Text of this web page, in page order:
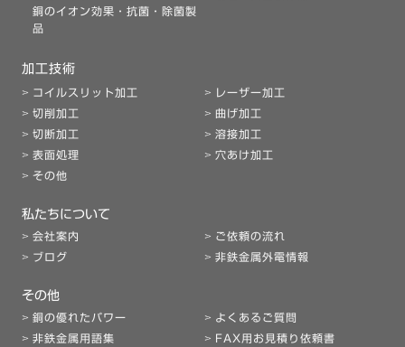
銅のイオン効果・抗菌・除菌製
品
加工技術
コイルスリット加工
レーザー加工
切削加工
曲げ加工
切断加工
溶接加工
表面処理
穴あけ加工
その他
私たちについて
会社案内
ご依頼の流れ
ブログ
非鉄金属外電情報
その他
銅の優れたパワー
よくあるご質問
非鉄金属用語集
FAX用お見積り依頼書